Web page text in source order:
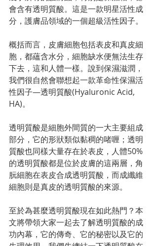
會含有透明質酸。這是一款明星活性成
分，護膚品領域的一個超級活性因子。
概括而言，皮膚細胞包括表皮和真皮細
胞，都蘊含水分，細胞缺水便無法生存
下去，這和人體一樣。說到保濕滋潤，
我們很自然會聯想起一款革命性保濕活
性因子—透明質酸(Hyaluronic Acid,
HA)。
透明質酸是細胞外間質的一大主要組成
部分，它的形狀類似黏稠的啫喱；透明
質酸也同樣大量存在於表皮，人體50%
的透明質酸都是位於皮膚的這兩層，角
朊細胞在表皮合成透明質酸，而成纖維
細胞則是真皮的透明質酸的來源。
至於為甚麼透明質酸現在如此熱門？本
文將帶領大家一起去了解透明質酸的成
功內幕，它的傳奇、它的秘密以及它的